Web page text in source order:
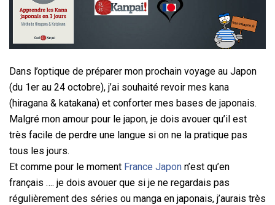
Dans l’optique de préparer mon prochain voyage au Japon
(du 1er au 24 octobre), j’ai souhaité revoir mes kana
(hiragana & katakana) et conforter mes bases de japonais.
Malgré mon amour pour le japon, je dois avouer qu’il est
très facile de perdre une langue si on ne la pratique pas
tous les jours.
Et comme pour le moment France Japon n’est qu’en
français …. je dois avouer que si je ne regardais pas
régulièrement des séries ou manga en japonais, j’aurais très